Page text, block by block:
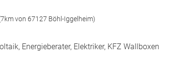
von 67127 Böhl-Iggelheim)
Energieberater, Elektriker, KFZ Wallboxen